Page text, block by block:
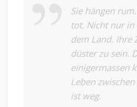
Sie hängen
tot. Nicht nur in
dem Land. Ihre
düster zu sein.
einigermassen
Leben
ist weg.